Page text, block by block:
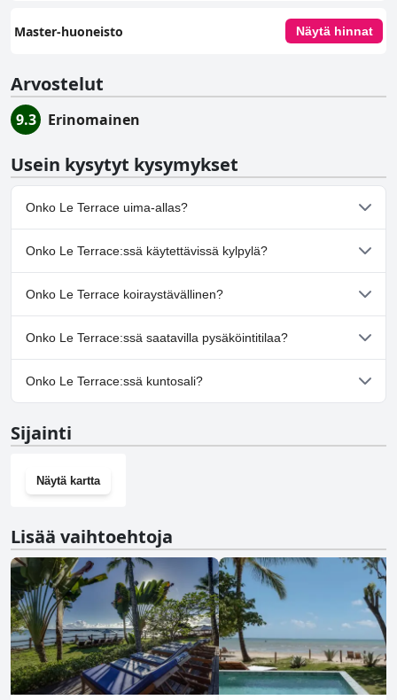
Master-huoneisto Näytä hinnat
Arvostelut
9.3 Erinomainen
Usein kysytyt kysymykset
Onko Le Terrace uima-allas?
Ei, Le Terrace ei ole uima-allasta.
Onko Le Terrace:ssä käytettävissä kylpylä?
Ei, Le Terrace ei tarjoa kylpylää.
Onko Le Terrace koiraystävällinen?
Ei, Le Terrace ei salli koiria.
Onko Le Terrace:ssä saatavilla pysäköintitilaa?
Ei, Le Terrace ei tarjoa pysäköintimahdollisuutta.
Onko Le Terrace:ssä kuntosali?
Sijainti
Näytä kartta
Lisää vaihtoehtoja